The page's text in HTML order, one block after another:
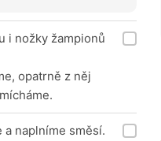
i nožky žampionů
opatrně z něj
naplníme směsí.